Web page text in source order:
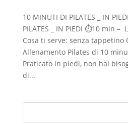
10 MINUTI DI PILATES _ IN
PILATES _ IN PIEDI ⏱10 min –
Cosa ti serve: senza tappetino
Allenamento Pilates di 10
Praticato in piedi, non hai
di...